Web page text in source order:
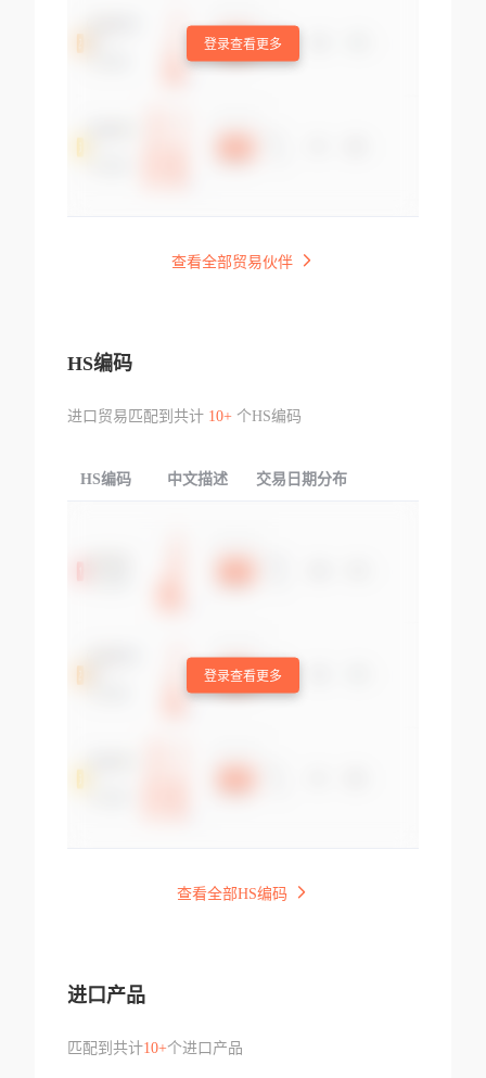
登录查看更多
查看全部贸易伙伴
HS编码
进口贸易匹配到共计 10+个HS编码
HS编码 中文描述 交易日期分布
登录查看更多
查看全部HS编码
进口产品
匹配到共计10+个进口产品